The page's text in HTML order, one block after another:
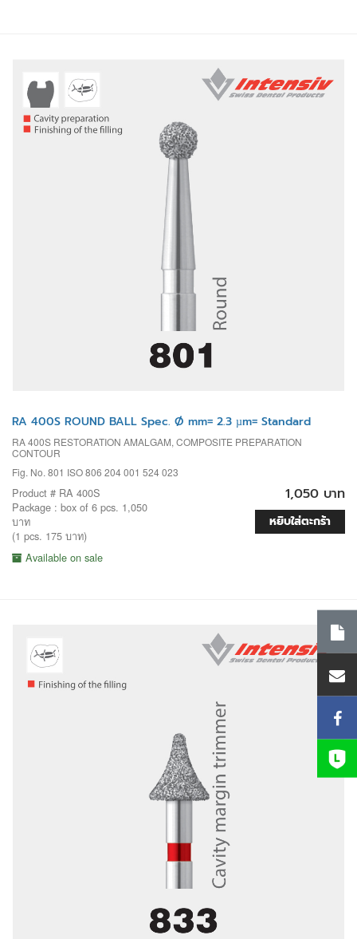
RA 400S ROUND BALL Spec. Ø mm= 2.3 µm= Standard
RA 400S RESTORATION AMALGAM, COMPOSITE PREPARATION
CONTOUR
Fig. No. 801 ISO 806 204 001 524 023
Product # RA 400S
Package : box of 6 pcs. 1,050
บาท
(1 pcs. 175 บาท)
Available on sale
1,050 บาท
หยิบใส่ตะกร้า